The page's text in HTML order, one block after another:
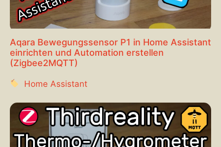
Aqara Bewegungssensor P1 in Home Assistant
einrichten und Automation erstellen
(Zigbee2MQTT)
Home Assistant